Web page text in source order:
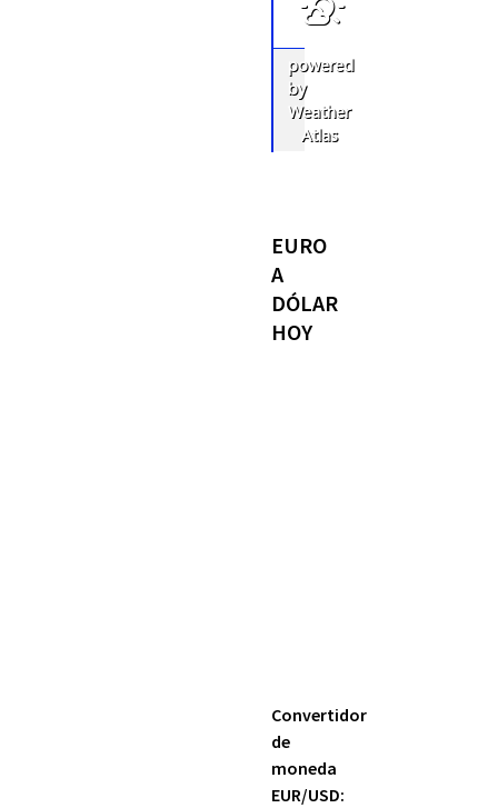
powered
by
Weather
Atlas
EURO
A
DÓLAR
HOY
Convertidor
de
moneda
EUR/USD: